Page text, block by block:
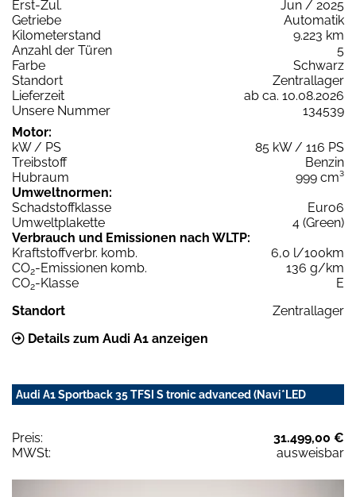
Erst-Zul.
Jun / 2025
Getriebe
Automatik
Kilometerstand
9.223 km
Anzahl der Türen
5
Farbe
Schwarz
Standort
Zentrallager
Lieferzeit
ab ca. 10.08.2026
Unsere Nummer
134539
Motor:
kW / PS
85 kW / 116 PS
Treibstoff
Benzin
Hubraum
999 cm³
Umweltnormen:
Schadstoffklasse
Euro6
Umweltplakette
4 (Green)
Verbrauch und Emissionen nach WLTP:
Kraftstoffverbr. komb.
6,0 l/100km
CO2-Emissionen komb.
136 g/km
CO2-Klasse
E
Standort
Zentrallager
Details zum Audi A1 anzeigen
Audi A1 Sportback 35 TFSI S tronic advanced (Navi*LED
Preis:
31.499,00 €
MWSt:
ausweisbar